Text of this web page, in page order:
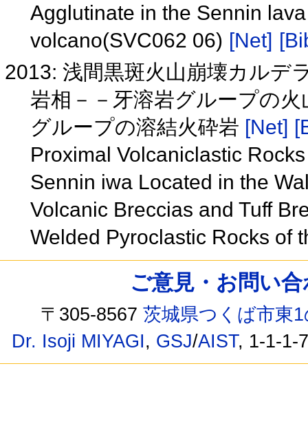
Agglutinate in the Sennin
volcano(SVC062 06) [Net]
2013: 浅間黒斑火山崩壊カルデ
岩相－－牙溶岩グループの
グループの溶結火砕岩 [Net]
Proximal Volcaniclastic
Sennin iwa Located in the
Volcanic Breccias and Tuff
Welded Pyroclastic Rocks of
ご意見・お問い
〒305-8567茨城県つくば市東
Dr. Isoji MIYAGI, GSJ/AIST, 1-1-1-